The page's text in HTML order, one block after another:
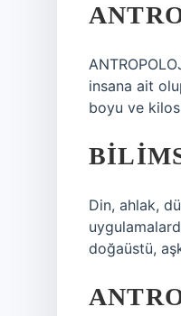
insana ait
boyu ve
Din, ahlak,
doğaüstü,